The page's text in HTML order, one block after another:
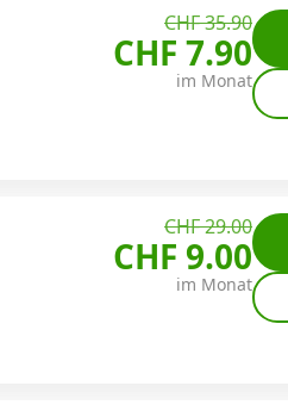
CHF 35.90
CHF 7.90
im Monat
CHF 29.00
CHF 9.00
im Monat